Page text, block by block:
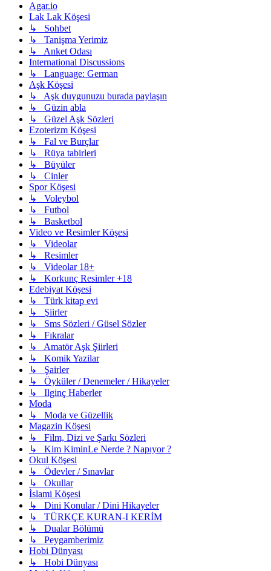
Agar.io
Lak Lak Köşesi
↳ Sohbet
↳ Tanişma Yerimiz
↳ Anket Odası
International Discussions
↳ Language: German
Aşk Köşesi
↳ Aşk duygunuzu burada paylaşın
↳ Güzin abla
↳ Güzel Aşk Sözleri
Ezoterizm Köşesi
↳ Fal ve Burçlar
↳ Rüya tabirleri
↳ Büyüler
↳ Cinler
Spor Köşesi
↳ Voleybol
↳ Futbol
↳ Basketbol
Video ve Resimler Köşesi
↳ Videolar
↳ Resimler
↳ Videolar 18+
↳ Korkunç Resimler +18
Edebiyat Köşesi
↳ Türk kitap evi
↳ Şiirler
↳ Sms Sözleri / Güsel Sözler
↳ Fıkralar
↳ Amatör Aşk Şiirleri
↳ Komik Yazilar
↳ Şairler
↳ Öyküler / Denemeler / Hikayeler
↳ Ilginç Haberler
Moda
↳ Moda ve Güzellik
Magazin Köşesi
↳ Film, Dizi ve Şarkı Sözleri
↳ Kim KiminLe Nerde ? Napıyor ?
Okul Köşesi
↳ Ödevler / Sınavlar
↳ Okullar
İslami Köşesi
↳ Dini Konular / Dini Hikayeler
↳ TÜRKÇE KURAN-I KERİM
↳ Dualar Bölümü
↳ Peygamberimiz
Hobi Dünyası
↳ Hobi Dünyası